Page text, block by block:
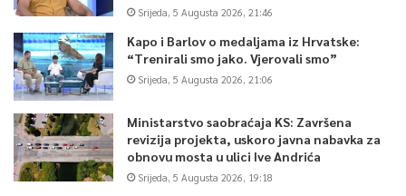
Srijeda, 5 Augusta 2026, 21:46
Kapo i Barlov o medaljama iz Hrvatske:
“Trenirali smo jako. Vjerovali smo”
Srijeda, 5 Augusta 2026, 21:06
Ministarstvo saobraćaja KS: Završena
revizija projekta, uskoro javna nabavka za
obnovu mosta u ulici Ive Andrića
Srijeda, 5 Augusta 2026, 19:18